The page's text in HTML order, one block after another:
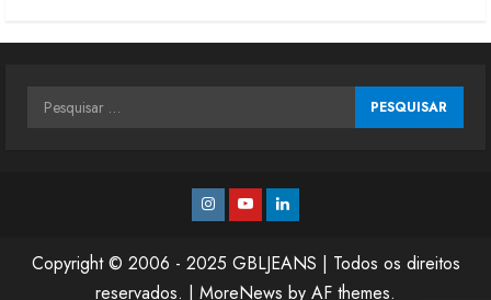
Pesquisar
Instagram
YoutubeLinkedin
Copyright © 2006 - 2025 GBLJEANS | Todos os direitos
reservados. | MoreNews by AF themes.